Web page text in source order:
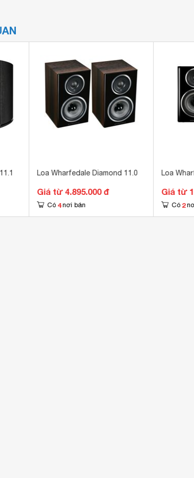
Loa Wharfedale Diamond 11.0
Giá từ 4.895.000 đ
Có 4 nơi bán
Loa
Giá từ
Có 2